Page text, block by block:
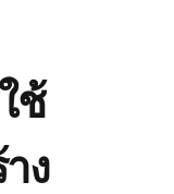
ช้
ง